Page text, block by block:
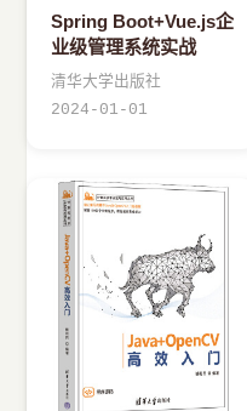
Spring Boot+Vue.js企
业级管理系统实战
清华大学出版社
2024-01-01